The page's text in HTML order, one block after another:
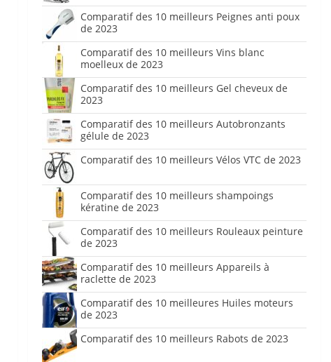
Comparatif des 10 meilleurs Peignes anti poux
de 2023
Comparatif des 10 meilleurs Vins blanc
moelleux de 2023
Comparatif des 10 meilleurs Gel cheveux de
2023
Comparatif des 10 meilleurs Autobronzants
gélule de 2023
Comparatif des 10 meilleurs Vélos VTC de 2023
Comparatif des 10 meilleurs shampoings
kératine de 2023
Comparatif des 10 meilleurs Rouleaux peinture
de 2023
Comparatif des 10 meilleurs Appareils à
raclette de 2023
Comparatif des 10 meilleures Huiles moteurs
de 2023
Comparatif des 10 meilleurs Rabots de 2023